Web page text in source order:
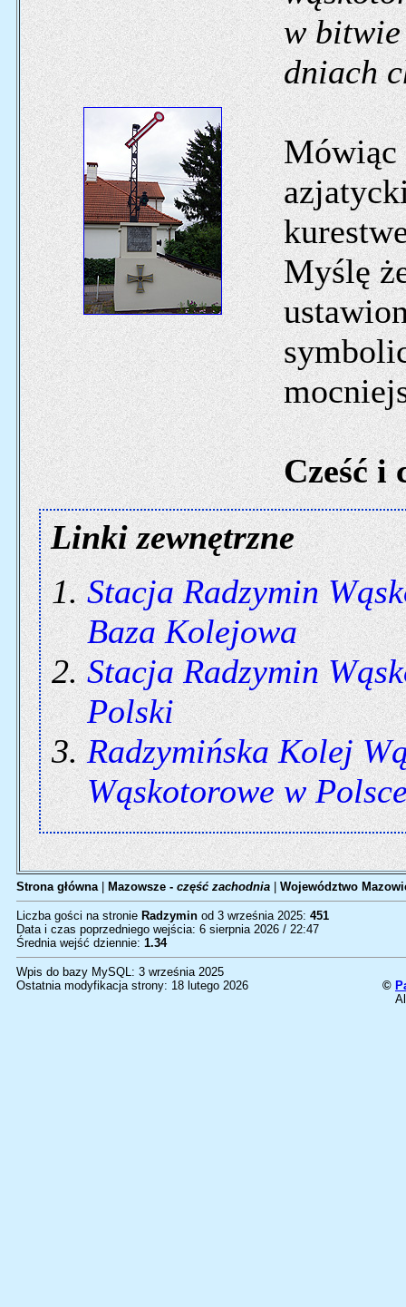
w bitwie
dniach
Mówiąc
Myślę
Cześć i
Linki zewnętrzne
Stacja Radzymin
Baza Kolejowa
Stacja Radzymin
Polski
Radzymińska Kolej
Wąskotorowe w
Strona główna| Mazowsze - część zachodnia Województwo
Liczba gości na stronie Radzymin od 3 września 2025: 451
Data i czas poprzedniego wejścia: 6 sierpnia 2026 / 22:47
Średnia wejść dziennie: 1.34
Wpis do bazy MySQL: 3 września 2025
Ostatnia modyfikacja strony: 18 lutego 2026
©